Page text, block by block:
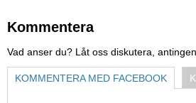
Kommentera
Vad anser du? Låt oss diskutera,
KOMMENTERA MED FACEBOOK